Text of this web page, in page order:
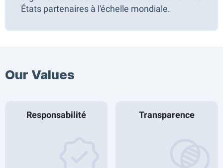
États partenaires à l'échelle mondiale.
Our Values​
Responsabilité Transparence